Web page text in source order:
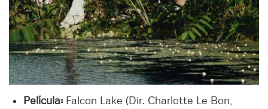
Película: Falcon Lake (Dir. Charlotte Le Bon,